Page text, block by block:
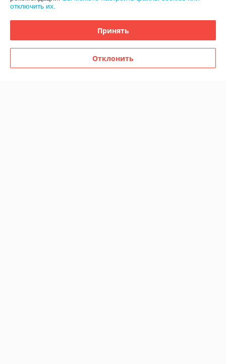
Купить Купить
Показать ещё
отключить их.
Принять
Отклонить